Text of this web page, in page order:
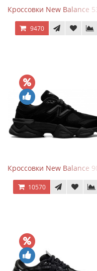
Кроссовки New Balance
9470
Кроссовки New Balance
10570